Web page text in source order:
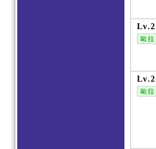
Lv.2
歐拉
Lv.2
歐拉